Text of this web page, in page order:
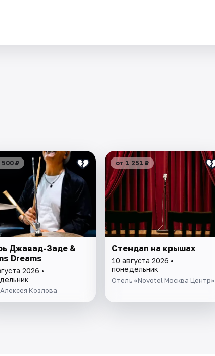
500 ₽
Джавад-Заде &
Dreams
2026 •
Козлова
от 1 251 ₽
Стендап на крышах
10 августа 2026 •
понедельник
Отель «Novotel Москва Центр»